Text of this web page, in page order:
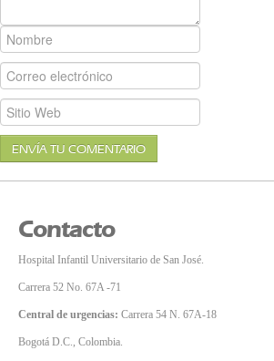
ENVÍA TU COMENTARIO
Contacto
Hospital Infantil Universitario de San José.
Carrera 52 No. 67A -71
Central de urgencias: Carrera 54 N. 67A-18
Bogotá D.C., Colombia.